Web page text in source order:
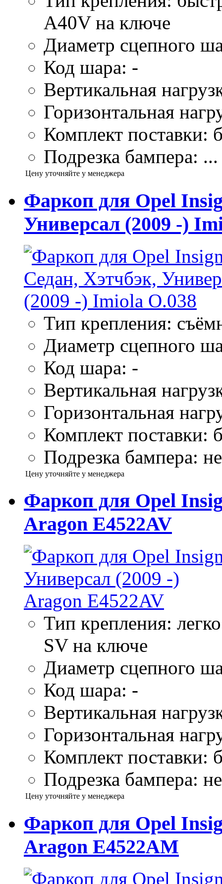
A40V на ключе
Диаметр сцепного
Код шара: -
Вертикальная
Горизонтальная
Комплект поставки:
Подрезка бампера: ...
Цену уточняйте у менеджера
Фаркоп для Opel
Универсал (2009 -)
Тип крепления:
Диаметр сцепного
Код шара: -
Вертикальная
Горизонтальная
Комплект поставки:
Подрезка бампера:
Цену уточняйте у менеджера
Фаркоп для Opel
Aragon E4522AV
Тип крепления:
SV на ключе
Диаметр сцепного
Код шара: -
Вертикальная
Горизонтальная
Комплект поставки:
Подрезка бампера:
Цену уточняйте у менеджера
Фаркоп для Opel
Aragon E4522AM